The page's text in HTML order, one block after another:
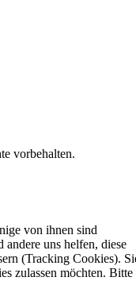
vorbehalten.
von ihnen sind
andere uns helfen, diese
(Tracking Cookies).
zulassen möchten. Bitte